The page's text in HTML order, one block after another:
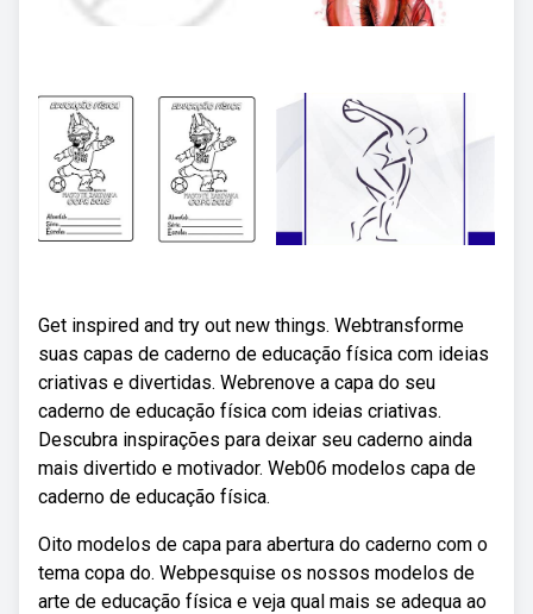
Get inspired and try out new things. Webtransforme
suas capas de caderno de educação física com ideias
criativas e divertidas. Webrenove a capa do seu
caderno de educação física com ideias criativas.
Descubra inspirações para deixar seu caderno ainda
mais divertido e motivador. Web06 modelos capa de
caderno de educação física.
Oito modelos de capa para abertura do caderno com o
tema copa do. Webpesquise os nossos modelos de
arte de educação física e veja qual mais se adequa ao